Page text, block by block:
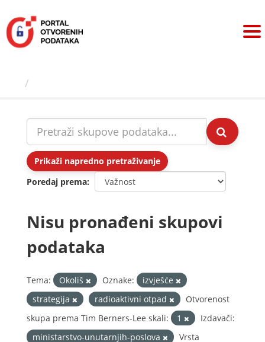
sadržaj
Prikaži napredno pretraživanje
Poredaj prema
Nisu pronađeni skupovi
podataka
Tema: Okoliš Oznake:
izvješće
strategija
radioaktivni otpad
Otvorenost
skupa prema Tim Berners-Lee skali:
1
Izdavači:
ministarstvo-unutarnjih-poslova
Vrsta